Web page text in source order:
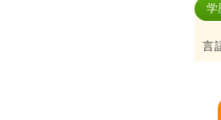
学
言